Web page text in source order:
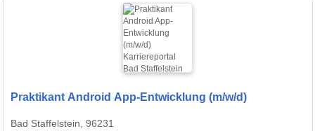
Praktikant Android App-Entwicklung (m/w/d)
Bad Staffelstein, 96231